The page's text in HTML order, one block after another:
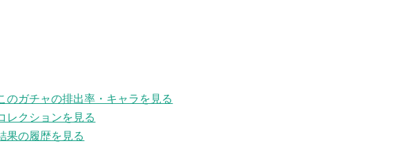
のガチャの排出率・キャラを見る
レクションを見る
果の履歴を見る